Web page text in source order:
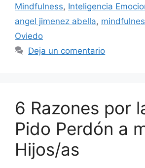
Mindfulness, Inteligencia
angel jimenez abella,
Oviedo
Deja un comentario
6 Razones por
Pido Perdón a
Hijos/as